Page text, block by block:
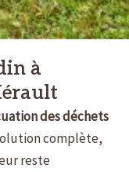
à
des déchets
complète,
reste